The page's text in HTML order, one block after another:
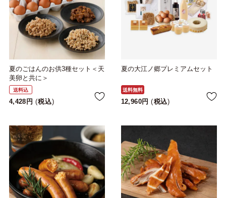
夏のごはんのお供3種セット＜天
美卵と共に＞
送料込
4,428 税込
夏の大江ノ郷プレミアムセット
送料無料
12,960 税込